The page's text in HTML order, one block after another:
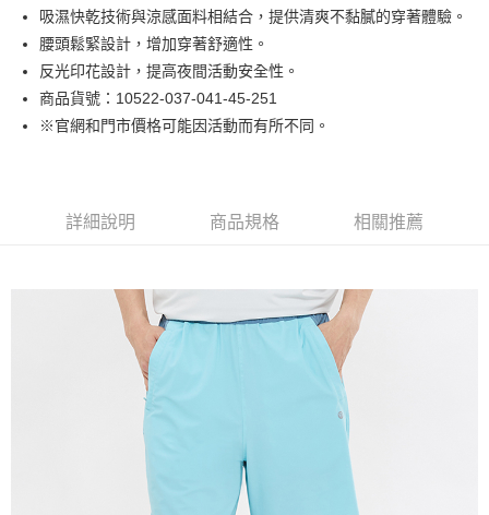
Google Pay
貨到付款
運送方式
付款後7-11取貨
每筆NT$130，滿NT$1,000(含以上)免運費
吸濕快乾技術與涼感面料相結合，提供清爽不黏膩的穿著體驗。
腰頭鬆緊設計，增加穿著舒適性。
反光印花設計，提高夜間活動安全性。
商品貨號：10522-037-041-45-251
※官網和門市價格可能因活動而有所不同。
詳細說明 商品規格 相關推薦